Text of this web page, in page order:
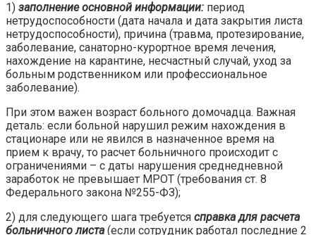
1)​ заполнение основной информации: период
нетрудоспособности (дата начала и дата закрытия листа
нетрудоспособности), причина (травма, протезирование,
заболевание, санаторно-курортное время лечения,
нахождение на карантине, несчастный случай, уход за
больным родственником или профессиональное
заболевание).
При этом важен возраст больного домочадца. Важная
деталь: если больной нарушил режим нахождения в
стационаре или не явился в назначенное время на
прием к врачу, то расчет больничного происходит с
ограничениями – с даты нарушения среднедневной
заработок не превышает МРОТ (требования ст. 8
Федерального закона №255-ФЗ);
2)​ для следующего шага требуется справка для расчета
больничного листа (если сотрудник работал последние 2